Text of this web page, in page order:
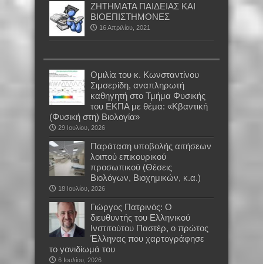
ΖΗΤΗΜΑΤΑ ΠΑΙΔΕΙΑΣ ΚΑΙ
ΒΙΟΕΠΙΣΤΗΜΟΝΕΣ
16 Απριλίου, 2021
Oμιλία του κ. Κωνσταντίνου
Σιμσερίδη, αναπληρωτή
καθηγητή στο Τμήμα Φυσικής
του ΕΚΠΑ με θέμα: «Κβαντική
(Φυσική στη) Βιολογία»
29 Ιουλίου, 2026
Παράταση υποβολής αιτήσεων
λοιπού επικουρικού
προσωπικού (Θέσεις
Βιολόγων, Βιοχημικών, κ.α.)
18 Ιουλίου, 2026
Γιώργος Πατρινός: Ο
διευθυντής του Ελληνικού
Ινστιτούτου Παστέρ, ο πρώτος
Έλληνας που χαρτογράφησε
το γονιδίωμά του
6 Ιουλίου, 2026